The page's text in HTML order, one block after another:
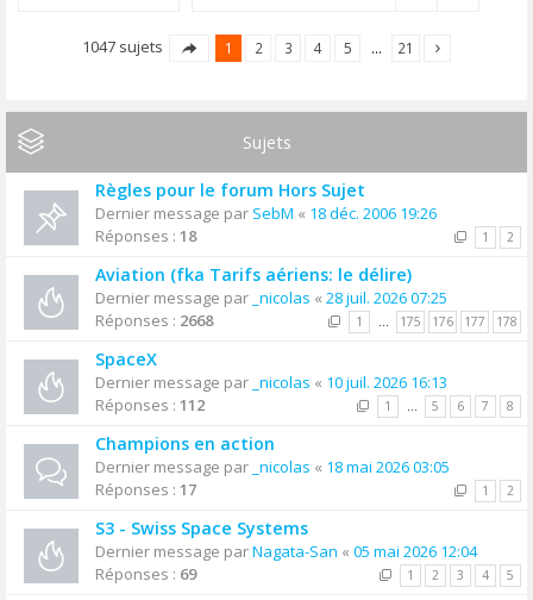
1047 sujets 1 2 3 4 5 … 21
Sujets
Règles pour le forum Hors Sujet
Dernier message par SebM « 18 déc. 2006 19:26
Réponses : 18 1 2
Aviation (fka Tarifs aériens: le délire)
Dernier message par _nicolas « 28 juil. 2026 07:25
Réponses : 2668 1 … 175 176 177 178
SpaceX
Dernier message par _nicolas « 10 juil. 2026 16:13
Réponses : 112 1 … 5 6 7 8
Champions en action
Dernier message par _nicolas « 18 mai 2026 03:05
Réponses : 17 1 2
S3 - Swiss Space Systems
Dernier message parNagata-San « 05 mai 2026 12:04
Réponses : 69 1 2 3 4 5